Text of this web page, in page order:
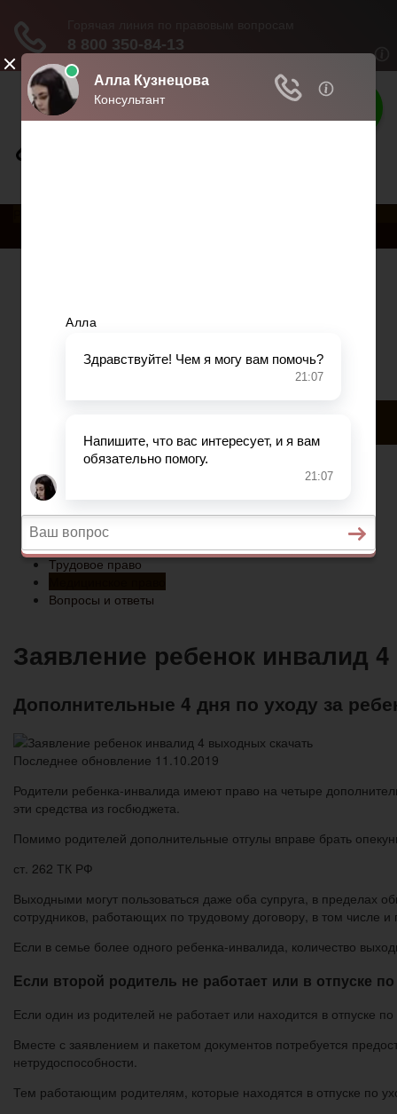
Права россиян
Вопросы и ответы
Главная
Военное право
Гражданство
Трудовое право
Вопросы и ответы
Заявление ребенок инвалид
Дополнительные 4 дня по уходу за
Последнее обновление 11.10.2019
Родители ребенка-инвалида имеют право на четыре
эти средства из госбюджета.
Помимо родителей дополнительные отгулы вправе брать
ст. 262 ТК РФ
Выходными могут пользоваться даже оба супруга, в пределах
сотрудников, работающих по трудовому договору, в том числе и
Если в семье более одного ребенка-инвалида, количество
Если второй родитель не работает или в отпуске
Если один из родителей не работает или находится в отпуске
Вместе с заявлением и пакетом документов потребуется
нетрудоспособности.
Тем работающим родителям, которые находятся в отпуске по